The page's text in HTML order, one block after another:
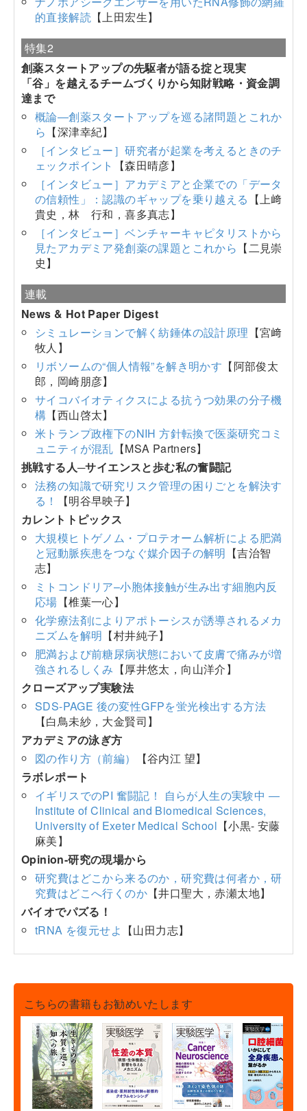
的直接解読 【上田宏生】
特集2
創薬スタートアップの先駆者が語る掟と現実
「谷」を越えるチームづくりから知財戦略・資金調
達まで
概論―創薬スタートアップを巡る諸問題とこれか
ら 【深津幸紀】
［インタビュー］研究者が起業を考えるときのチ
ェックポイント
【森田晴彦】
［インタビュー］アカデミアと企業での「データ
の信頼性」：認識のギャップを乗り越える 【上﨑
貴史，林 行和，喜多真志】
［インタビュー］ベンチャーキャピタリストから
見たアカデミア発創薬の課題とこれから 【二見崇
史】
連載
News & Hot Paper Digest
シミュレーションで解く紡錘体の設計原理 【宮﨑
牧人】
リボソームの“個人情報”を解き明かす 【阿部俊太
郎，岡崎朋彦】
サイコバイオティクスによる抗うつ効果の分子機
構 【西山啓太】
米トランプ政権下のNIH 方針転換で医薬研究コミ
ュニティが混乱 【MSA Partners】
挑戦する人─サイエンスと歩む私の奮闘記
法務の知識で研究リスク管理の困りごとを解決す
る！
【明谷早映子】
カレントトピックス
大規模ヒトゲノム・プロテオーム解析による肥満
と冠動脈疾患をつなぐ媒介因子の解明 【吉治智
志】
ミトコンドリア–小胞体接触が生み出す細胞内反
応場 【椎葉一心】
化学療法剤によりアポトーシスが誘導されるメカ
ニズムを解明 【村井純子】
肥満および前糖尿病状態において皮膚で痛みが増
強されるしくみ 【厚井悠太，向山洋介】
クローズアップ実験法
SDS-PAGE 後の変性GFPを蛍光検出する方法
【白鳥未紗，大金賢司】
アカデミアの泳ぎ方
図の作り方（前編）
【谷内江 望】
ラボレポート
イギリスでのPI 奮闘記！ 自らが人生の実験中 ―
Institute of Clinical and Biomedical Sciences,
University of Exeter Medical School 【小黒- 安藤
麻美】
Opinion-研究の現場から
研究費はどこから来るのか，研究費は何者か，研
究費はどこへ行くのか 【井口聖大，赤瀬太地】
バイオでパズる！
tRNA を復元せよ 【山田力志】
こちらの書籍もお勧めいたします